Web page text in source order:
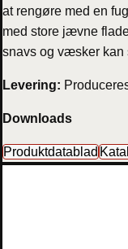
at rengøre med en
med store jævne
snavs og væsker kan
Levering:
Downloads
Produktdatablad